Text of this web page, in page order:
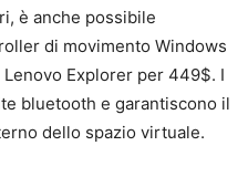
è anche possibile
di movimento Windows
Explorer per 449$. I
bluetooth e garantiscono il
dello spazio virtuale.